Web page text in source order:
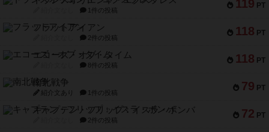
119 PT
1件の投稿
118 PT
フラットアイアン
2件の投稿
118 PT
エコーズ・オブ・タイム
8件の投稿
79 PT
南北戦争
紹介文あり 1件の投稿
72 PT
キャプテン・フリップ：イスラ・ボンバ
2件の投稿